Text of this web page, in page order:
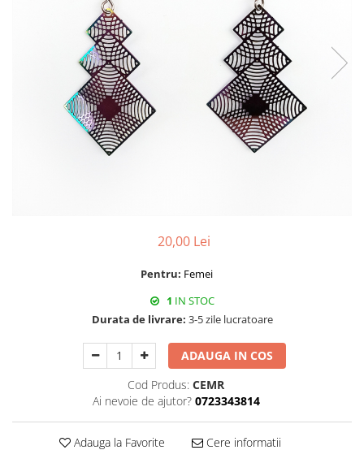
20,00 Lei
Pentru: Femei
1 IN STOC
Durata de livrare: 3-5 zile lucratoare
ADAUGA IN COS
Cod Produs: CEMR
Ai nevoie de ajutor? 0723343814
Adauga la Favorite Cere informatii